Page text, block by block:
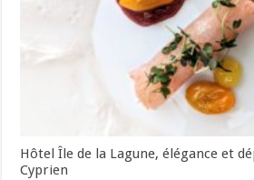
Hôtel Île de la Lagune, élégance et
Cyprien